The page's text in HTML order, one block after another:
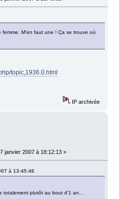
M'en faut une ! Ça se trouve où
topic,1936.0.html
IP archivée
janvier 2007 à 18:12:13 »
à 13:45:46
totalement plutôt au bout d'1 an...